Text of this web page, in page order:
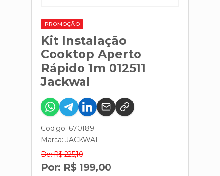
PROMOÇÃO
Kit Instalação
Cooktop Aperto
Rápido 1m 012511
Jackwal
Código: 670189
Marca: JACKWAL
De: R$ 225,10
Por: R$ 199,00